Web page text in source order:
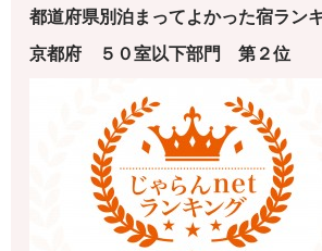
都道府県別泊まってよかった宿ラン
京都府
５０室以下部門 第 ２位